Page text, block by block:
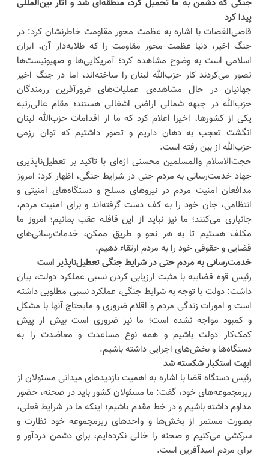
جنگی که دشمن به ما تحمیل کرد، منطقه‌ای شد و آثار بین‌المللی
پیدا کرد
قاضی‌القضات با اشاره به عظمت محور مقاومت خاطرنشان کرد: در
جنگ اخیر، دنیا عظمت محور مقاومت را که طلایه‌دار آن، ایران
اسلامی است به وضوح مشاهده کرد؛ آمریکایی‌ها و صهیونیست‌ها
تصور می‌کردند کار حزب‌الله لبنان را ساخته‌اند، اما در جنگ اخیر
جهانیان در حال مشاهده‌ی عملیات‌های غرورآفرین رزمندگان
حزب‌الله در جبهه شمالی اراضی اشغالی هستند؛ مقام عالی‌رتبه
یکی از کشورها، اخیرا اعلام کرد که ما از اقدامات حزب‌الله لبنان
انگشت تعجب به دهان داریم و تصور داشتیم که توان رزمی
حزب‌الله از بین رفته است.
حجت‌الاسلام والمسلمین محسنی اژه‌ای با تاکید بر تعطیل‌ناپذیری
جهاد خدمت‌رسانی به مردم حتی در شرایط جنگی، اظهار کرد: امروز
مدافعان امنیت مردم در نیرو‌های مسلح و دستگاه‌های امنیتی و
انتظامی، جان خود را به کف دست گرفته‌اند و برای امنیت مردم،
جانبازی می‌کنند؛ ما نیز نباید از این قافله عقب بمانیم؛ امروز ما
مکلف هستیم تا به هر نحو و طریق ممکن، خدمات‌رسانی‌های
قضایی و حقوقی خود را به مردم ارتقاء دهیم.
خدمت‌رسانی به مردم حتی در شرایط جنگی تعطیل‌ناپذیر است
رئیس قوه قضاییه با مثبت ارزیابی کردن نسبی عملکرد دولت، بیان
داشت: دولت با توجه به شرایط جنگی، عملکرد نسبی مطلوبی داشته
است و امورات زندگی مردم و اقلام ضروری و مایحتاج آنها با مشکل
و کمبود مواجه نشده است؛ ما نیز ضروری است بیش از پیش
کمک‌کار دولت باشیم و همه نوع مساعدت و معاضدت را به
دستگاه‌ها و بخش‌های اجرایی داشته باشیم.
ابهت استکبار شکسته شد
رئیس دستگاه قضا با اشاره به اهمیت بازدید‌های میدانی مسئولان از
زیرمجموعه‌های خود، گفت: ما مسئولان کشور باید در صحنه، حضور
مداوم داشته باشیم و در خط مقدم باشیم؛ اینکه ما در شرایط فعلی،
بصورت مستمر از بخش‌ها و واحد‌های زیرمجموعه خود نظارت و
سرکشی می‌کنیم و صحنه را خالی نکرده‌ایم، برای دشمن دردآور و
برای مردم امیدآفرین است.